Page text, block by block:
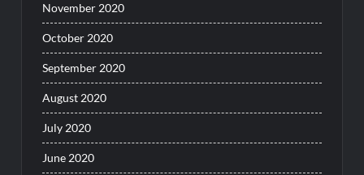
November 2020
October 2020
September 2020
August 2020
July 2020
June 2020